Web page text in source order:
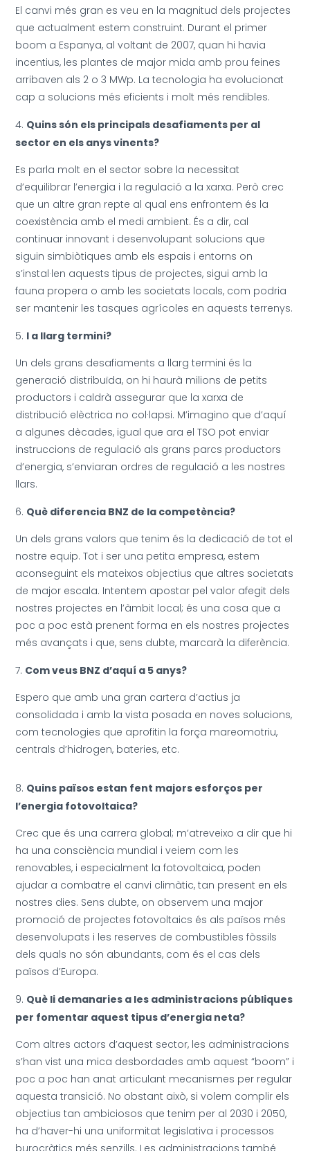
El canvi més gran es veu en la magnitud dels projectes
que actualment estem construint. Durant el primer
boom a Espanya, al voltant de 2007, quan hi havia
incentius, les plantes de major mida amb prou feines
arribaven als 2 o 3 MWp. La tecnologia ha evolucionat
cap a solucions més eficients i molt més rendibles.
Quins són els principals desafiaments per al
sector en els anys vinents?
Es parla molt en el sector sobre la necessitat
d’equilibrar l’energia i la regulació a la xarxa. Però crec
que un altre gran repte al qual ens enfrontem és la
coexistència amb el medi ambient. És a dir, cal
continuar innovant i desenvolupant solucions que
siguin simbiòtiques amb els espais i entorns on
s’instal·len aquests tipus de projectes, sigui amb la
fauna propera o amb les societats locals, com podria
ser mantenir les tasques agrícoles en aquests terrenys.
I a llarg termini?
Un dels grans desafiaments a llarg termini és la
generació distribuïda, on hi haurà milions de petits
productors i caldrà assegurar que la xarxa de
distribució elèctrica no col·lapsi. M’imagino que d’aquí
a algunes dècades, igual que ara el TSO pot enviar
instruccions de regulació als grans parcs productors
d’energia, s’enviaran ordres de regulació a les nostres
llars.
Què diferencia BNZ de la competència?
Un dels grans valors que tenim és la dedicació de tot el
nostre equip. Tot i ser una petita empresa, estem
aconseguint els mateixos objectius que altres societats
de major escala. Intentem apostar pel valor afegit dels
nostres projectes en l’àmbit local; és una cosa que a
poc a poc està prenent forma en els nostres projectes
més avançats i que, sens dubte, marcarà la diferència.
Com veus BNZ d’aquí a 5 anys?
Espero que amb una gran cartera d’actius ja
consolidada i amb la vista posada en noves solucions,
com tecnologies que aprofitin la força mareomotriu,
centrals d’hidrogen, bateries, etc.
Quins països estan fent majors esforços per
l’energia fotovoltaica?
Crec que és una carrera global; m’atreveixo a dir que hi
ha una consciència mundial i veiem com les
renovables, i especialment la fotovoltaica, poden
ajudar a combatre el canvi climàtic, tan present en els
nostres dies. Sens dubte, on observem una major
promoció de projectes fotovoltaics és als països més
desenvolupats i les reserves de combustibles fòssils
dels quals no són abundants, com és el cas dels
països d’Europa.
Què li demanaries a les administracions públiques
per fomentar aquest tipus d’energia neta?
Com altres actors d’aquest sector, les administracions
s’han vist una mica desbordades amb aquest “boom” i
poc a poc han anat articulant mecanismes per regular
aquesta transició. No obstant això, si volem complir els
objectius tan ambiciosos que tenim per al 2030 i 2050,
ha d’haver-hi una uniformitat legislativa i processos
burocràtics més senzills. Les administracions també